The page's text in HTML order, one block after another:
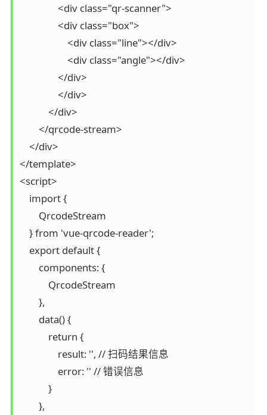
                <div class="qr-scanner">
                <div class="box">
                    <div class="line"></div>
                    <div class="angle"></div>
                </div>
                </div>
            </div>
        </qrcode-stream>
    </div>
</template>
<script>
    import {
        QrcodeStream
    } from 'vue-qrcode-reader';
    export default {
        components: {
            QrcodeStream
        },
        data() {
            return {
                result: '', // 扫码结果信息
                error: '' // 错误信息
            }
        },